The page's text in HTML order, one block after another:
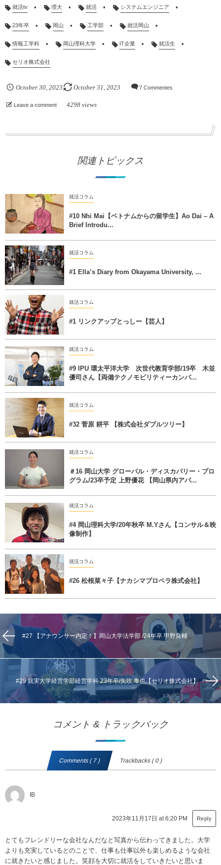
就活tv 理大 就活 システムエンジニア
23年卒 岡山 工学部 就活岡山
情報工学科 岡山理科大学 IT企業 就活生
セリオ株式会社
October 30, 2023 October 31 , 2023 7 Commentes
Leave a comment 4298 views
関連トピックス
就活コラム
#10 Nhi Mai【ベトナムからの留学生】Ao Dai – A
Brief Introdu...
就活コラム
#1 Ella’s Diary from Okayama University, ...
就活コラム
#1 リンクアップとっしー【芸人】
就活コラム
#9 IPU 環太平洋大学 次世代教育学部/19卒 木並
優司さん【両備テクノモビリティーカンパ...
就活コラム
#32 菅原 耕平 【株式会社ダブルツリー】
就活コラム
＃16 岡山大学 グローバル・ディスカバリー・プロ
グラム/23卒予定 上野優花 【岡山県内アパ...
就活コラム
#4 岡山理科大学/20年秋卒 M.Yさん【コンサル＆映
像制作】
就活コラム
#26 松根菜々子【ナカシマプロペラ株式会社】
#27 【アナウンサー内定！】岡山大学法学部 /24年卒 甲野良輔
#29 就実大学経営学部経営学科 23年卒/矢吹 隼也【セリオ株式会社】
コメント & トラックバック
Comments ( 7 ) Trackbacks ( 0 )
IB
2023年11月17日 at 6:20 PM Reply
とてもフレンドリーな会社なんだなと写真から伝わってきました。大学
よりも充実しているとのことで、仕事も仕事以外も楽しめるような会社
に就きたいと感じました。笑顔を大切に就活をしていきたいと思いま